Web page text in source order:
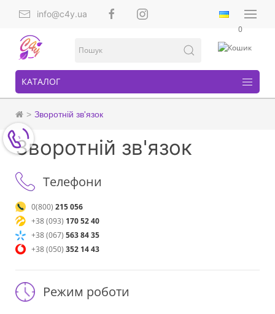
info@c4y.ua
0
КАТАЛОГ
Зворотній зв'язок
Зворотній зв'язок
Телефони
0(800) 215 056
+38 (093) 170 52 40
+38 (067) 563 84 35
+38 (050) 352 14 43
Режим роботи